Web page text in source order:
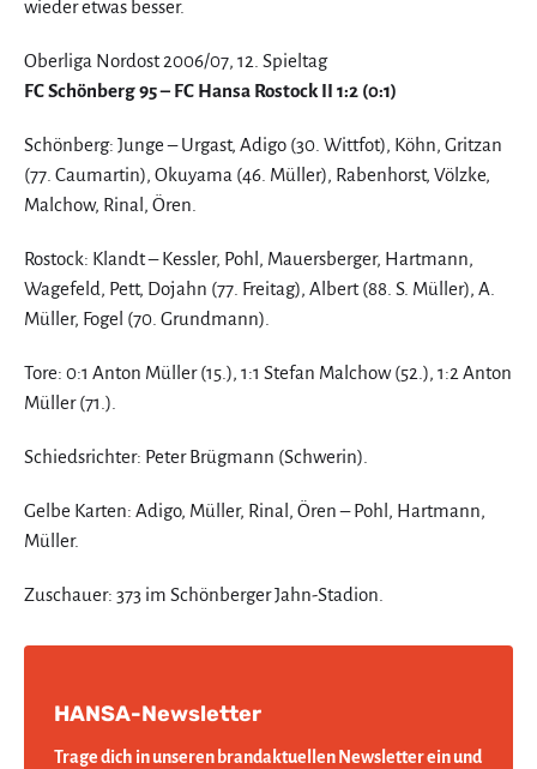
wieder etwas besser.
Oberliga Nordost 2006/07, 12. Spieltag
FC Schönberg 95 – FC Hansa Rostock II 1:2 (0:1)
Schönberg: Junge – Urgast, Adigo (30. Wittfot), Köhn, Gritzan
(77. Caumartin), Okuyama (46. Müller), Rabenhorst, Völzke,
Malchow, Rinal, Ören.
Rostock: Klandt – Kessler, Pohl, Mauersberger, Hartmann,
Wagefeld, Pett, Dojahn (77. Freitag), Albert (88. S. Müller), A.
Müller, Fogel (70. Grundmann).
Tore: 0:1 Anton Müller (15.), 1:1 Stefan Malchow (52.), 1:2 Anton
Müller (71.).
Schiedsrichter: Peter Brügmann (Schwerin).
Gelbe Karten: Adigo, Müller, Rinal, Ören – Pohl, Hartmann,
Müller.
Zuschauer: 373 im Schönberger Jahn-Stadion.
HANSA-Newsletter
Trage dich in unseren brandaktuellen Newsletter ein und